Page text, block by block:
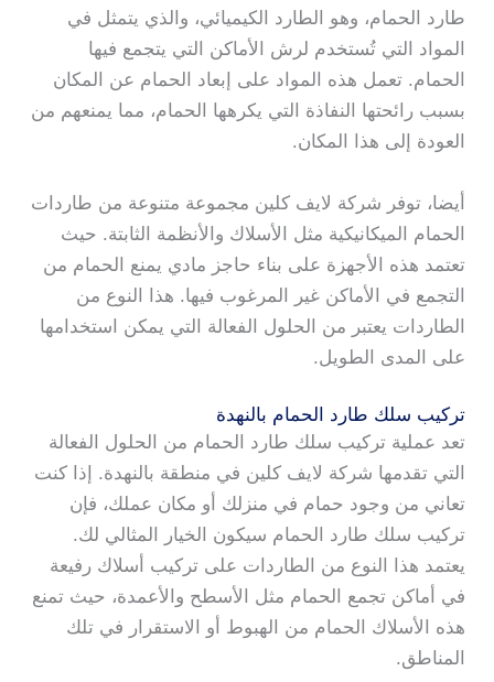
طارد الحمام، وهو الطارد الكيميائي، والذي يتمثل في
المواد التي تُستخدم لرش الأماكن التي يتجمع فيها
الحمام. تعمل هذه المواد على إبعاد الحمام عن المكان
بسبب رائحتها النفاذة التي يكرهها الحمام، مما يمنعهم من
العودة إلى هذا المكان.
أيضا، توفر شركة لايف كلين مجموعة متنوعة من طاردات
الحمام الميكانيكية مثل الأسلاك والأنظمة الثابتة. حيث
تعتمد هذه الأجهزة على بناء حاجز مادي يمنع الحمام من
التجمع في الأماكن غير المرغوب فيها. هذا النوع من
الطاردات يعتبر من الحلول الفعالة التي يمكن استخدامها
على المدى الطويل.
تركيب سلك طارد الحمام بالنهدة
تعد عملية تركيب سلك طارد الحمام من الحلول الفعالة
التي تقدمها شركة لايف كلين في منطقة بالنهدة. إذا كنت
تعاني من وجود حمام في منزلك أو مكان عملك، فإن
تركيب سلك طارد الحمام سيكون الخيار المثالي لك.
يعتمد هذا النوع من الطاردات على تركيب أسلاك رفيعة
في أماكن تجمع الحمام مثل الأسطح والأعمدة، حيث تمنع
هذه الأسلاك الحمام من الهبوط أو الاستقرار في تلك
المناطق.